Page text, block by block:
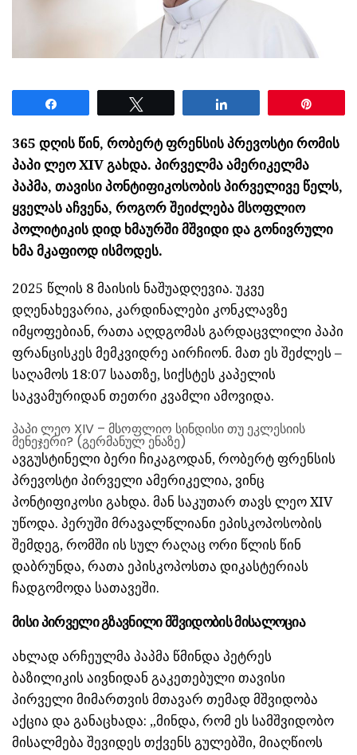
365 დღის წინ, რობერტ ფრენსის პრევოსტი რომის
პაპი ლეო XIV გახდა. პირველმა ამერიკელმა
პაპმა, თავისი პონტიფიკოსობის პირველივე წელს,
ყველას აჩვენა, როგორ შეიძლება მსოფლიო
პოლიტიკის დიდ ხმაურში მშვიდი და გონივრული
ხმა მკაფიოდ ისმოდეს.
2025 წლის 8 მაისის ნაშუადღევია. უკვე
დღენახევარია, კარდინალები კონკლავზე
იმყოფებიან, რათა აღდგომას გარდაცვლილი პაპი
ფრანცისკეს მემკვიდრე აირჩიონ. მათ ეს შეძლეს –
საღამოს 18:07 საათზე, სიქსტეს კაპელის
საკვამურიდან თეთრი კვამლი ამოვიდა.
პაპი ლეო XIV – მსოფლიო სინდისი თუ ეკლესიის
მენეჯერი? (გერმანულ ენაზე)
ავგუსტინელი ბერი ჩიკაგოდან, რობერტ ფრენსის
პრევოსტი პირველი ამერიკელია, ვინც
პონტიფიკოსი გახდა. მან საკუთარ თავს ლეო XIV
უწოდა. პერუში მრავალწლიანი ეპისკოპოსობის
შემდეგ, რომში ის სულ რაღაც ორი წლის წინ
დაბრუნდა, რათა ეპისკოპოსთა დიკასტერიას
ჩადგომოდა სათავეში.
მისი პირველი გზავნილი მშვიდობის მისალოცია
ახლად არჩეულმა პაპმა წმინდა პეტრეს
ბაზილიკის აივნიდან გაკეთებული თავისი
პირველი მიმართვის მთავარ თემად მშვიდობა
აქცია და განაცხადა: „მინდა, რომ ეს სამშვიდობო
მისალმება შევიდეს თქვენს გულებში, მიაღწიოს